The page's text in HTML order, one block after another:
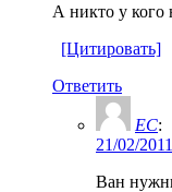
А никто у кого
[Цитировать]
Ответить
ЕС:
21/02/
Ван